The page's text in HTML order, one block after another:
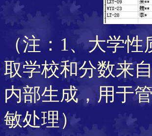
（注：1、大学
取学校和分数来
内部生成，用于
敏处理）